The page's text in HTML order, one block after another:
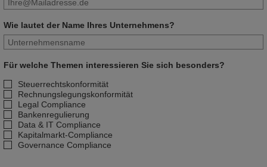
Wie lautet der Name Ihres Unternehmens?
Für welche Themen interessieren Sie sich besonders?
Steuerrechtskonformität
Rechnungslegungskonformität
Legal Compliance
Bankenregulierung
Data & IT Compliance
Kapitalmarkt-Compliance
Governance Compliance